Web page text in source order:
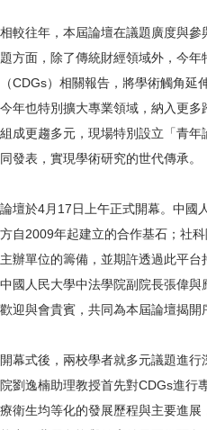
相較往年，本屆論壇在議題廣度與
題方面，除了傳統財經領域外，今年
（CDGs）相關報告，將學術觸角
今年也特別擴大專業領域，納入更
組成更趨多元，現場特別設立「青
同發表，實現學術研究的世代傳承。
論壇於4月17日上午正式開幕。中國
方自2009年起建立的合作基石；社
主辦單位的籌備，並期許透過此平
中國人民大學中法學院副院長張偉
歡迎與會貴賓，共同為本屆論壇揭開
開幕式後，兩校學者就多元議題進
院劉逸楠助理教授首先對CDGs進行
療衛生均等化的發展歷程與主要進